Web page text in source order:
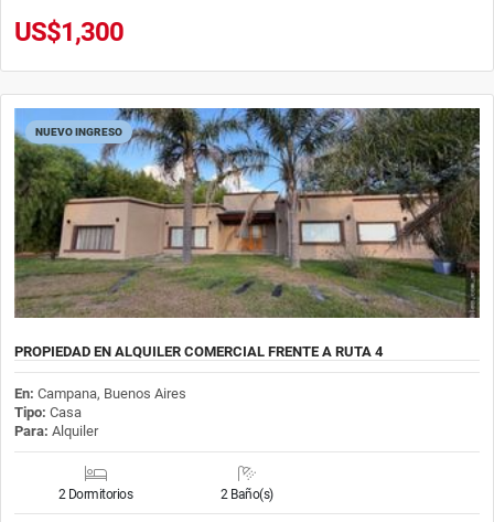
US$1,300
NUEVO INGRESO
PROPIEDAD EN ALQUILER COMERCIAL FRENTE A RUTA 4
En: Campana, Buenos Aires
Tipo: Casa
Para: Alquiler
2 Dormitorios 2 Baño(s)